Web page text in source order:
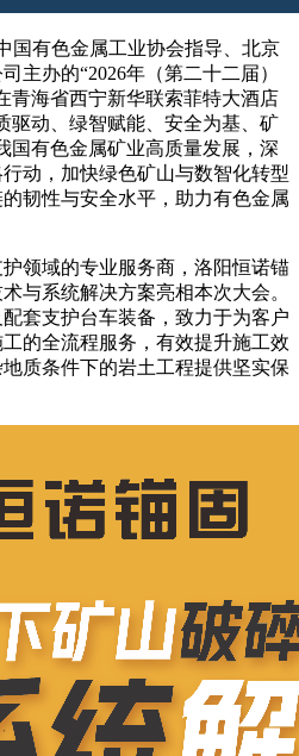
国有色金属工业协会指导、北京
主办的“2026年（第二十二届）
青海省西宁新华联索菲特大酒店
驱动、绿智赋能、安全为基、矿
国有色金属矿业高质量发展，深
动，加快绿色矿山与数智化转型
韧性与安全水平，助力有色金属
领域的专业服务商，洛阳恒诺锚
与系统解决方案亮相本次大会。
套支护台车装备，致力于为客户
的全流程服务，有效提升施工效
质条件下的岩土工程提供坚实保